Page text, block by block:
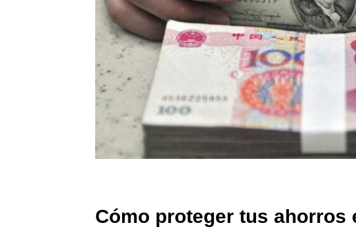
Cómo proteger tus ahorros